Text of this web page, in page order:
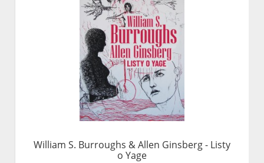
William S. Burroughs & Allen Ginsberg - Listy
o Yage